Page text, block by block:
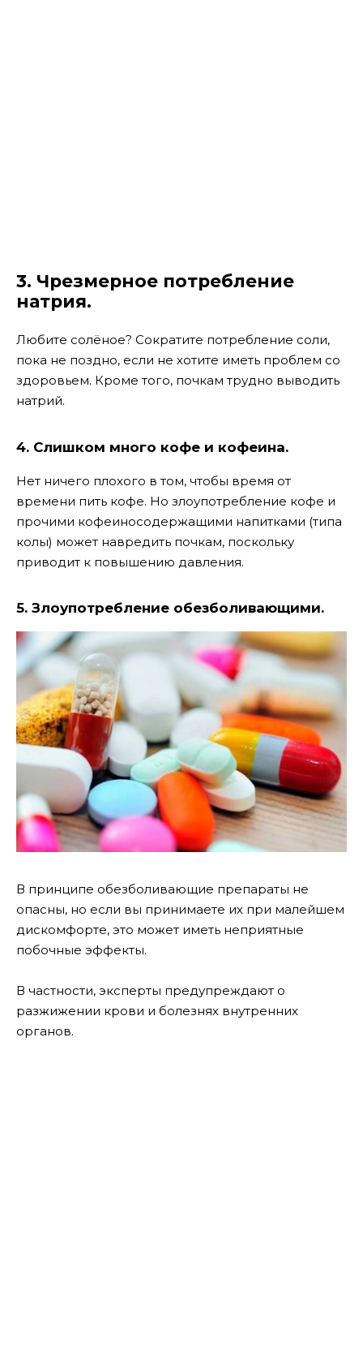
3. Чрезмерное потребление
натрия.
Любите солёное? Сократите потребление соли,
пока не поздно, если не хотите иметь проблем со
здоровьем. Кроме того, почкам трудно выводить
натрий.
4. Слишком много кофе и кофеина.
Нет ничего плохого в том, чтобы время от
времени пить кофе. Но злоупотребление кофе и
прочими кофеиносодержащими напитками (типа
колы) может навредить почкам, поскольку
приводит к повышению давления.
5. Злоупотребление обезболивающими.
В принципе обезболивающие препараты не
опасны, но если вы принимаете их при малейшем
дискомфорте, это может иметь неприятные
побочные эффекты.
В частности, эксперты предупреждают о
разжижении крови и болезнях внутренних
органов.